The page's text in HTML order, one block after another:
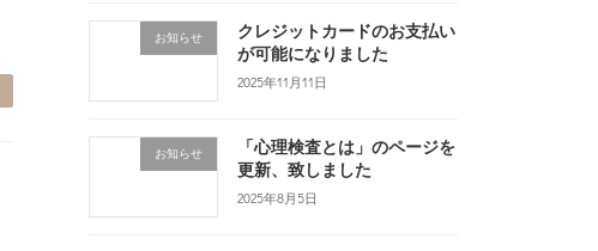
お知らせ
クレジットカードのお支払い
が可能になりました
2025年11月11日
お知らせ
「心理検査とは」のページを
更新、致しました
2025年8月5日